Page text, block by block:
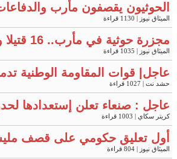
الحوثيون يقصفون مأرب
الميثاق نيوز | 1130 قراءة
مجزرة حوثية في مأرب.. 16 قتيلا وجريحا من النازحين "فيديو"
الميثاق نيوز | 1035 قراءة
عاجل| قوات المقاومة الوطنية
حشد نت | 1027 قراءة
عاجل : صنعاء تعلن إستعدادها
كريتر سكاي | 1003 قراءة
أول تعليق حكومي على قصف
الميثاق نيوز | 804 قراءة